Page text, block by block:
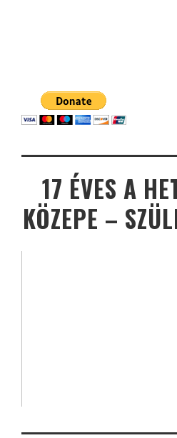
17 ÉVES A
KÖZEPE –